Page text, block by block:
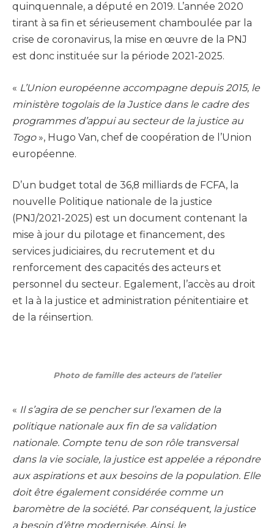
quinquennale, a député en 2019. L’année 2020
tirant à sa fin et sérieusement chamboulée par la
crise de coronavirus, la mise en œuvre de la PNJ
est donc instituée sur la période 2021-2025.
« L’Union européenne accompagne depuis 2015, le
ministère togolais de la Justice dans le cadre des
programmes d’appui au secteur de la justice au
Togo», Hugo Van, chef de coopération de l’Union
européenne.
D’un budget total de 36,8 milliards de FCFA, la
nouvelle Politique nationale de la justice
(PNJ/2021-2025) est un document contenant la
mise à jour du pilotage et financement, des
services judiciaires, du recrutement et du
renforcement des capacités des acteurs et
personnel du secteur. Egalement, l’accès au droit
et la à la justice et administration pénitentiaire et
de la réinsertion.
Photo de famille des acteurs de l’atelier
« Il s’agira de se pencher sur l’examen de la
politique nationale aux fin de sa validation
nationale. Compte tenu de son rôle transversal
dans la vie sociale, la justice est appelée a répondre
aux aspirations et aux besoins de la population. Elle
doit être également considérée comme un
baromètre de la société. Par conséquent, la justice
a besoin d’être modernisée. Ainsi, le